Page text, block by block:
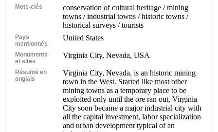
Mots-clés
conservation of cultural heritage / mining
towns / industrial towns / historic towns /
historical surveys / tourists
Pays
mentionnés
United States
Monuments
et sites
Virginia City, Nevada, USA
Résumé en
anglais
Virginia City, Nevada, is an historic mining
town in the West. Started like most other
mining towns as a temporary place to be
exploited only until the ore ran out, Virginia
City soon became a major industrial city with
all the capital investment, labor specialization
and urban development typical of an